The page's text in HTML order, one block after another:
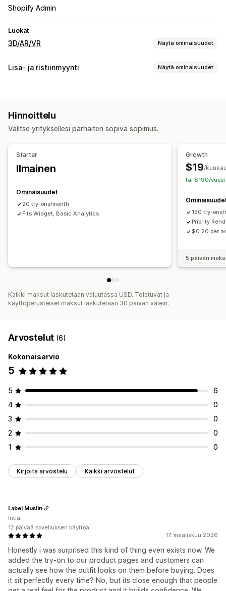
Shopify Admin
Luokat
3D/AR/VR Näytä ominaisuudet
Visualisointi
Lisä- ja ristiinmyynti Näytä ominaisuudet
Hinnoittelu
Valitse yrityksellesi parhaiten sopiva sopimus.
Starter
Ilmainen
Ominaisuudet
20 try-ons/month
Fits Widget, Basic Analytics
Growth
$19/
tai $190/vuosi
150 try-ons/
Priority
$0.20 per
5 päivän
Kaikki maksut laskutetaan valuutassa USD. Toistuvat ja
käyttöperusteiset maksut laskutetaan 30 päivän välein.
Arvostelut (6)
Kokonaisarvio
5
5
6
4
0
3
0
2
0
1
0
Kirjoita arvostelu Kaikki arvostelut
17. maaliskuu 2026
Honestly i was surprised this kind of thing even exists now. We
added the try-on to our product pages and customers can
actually see how the outfit looks on them before buying. Does
it sit perfectly every time? No, but its close enough that people
Label Muslin
Intia
12 päivää sovelluksen käyttöä